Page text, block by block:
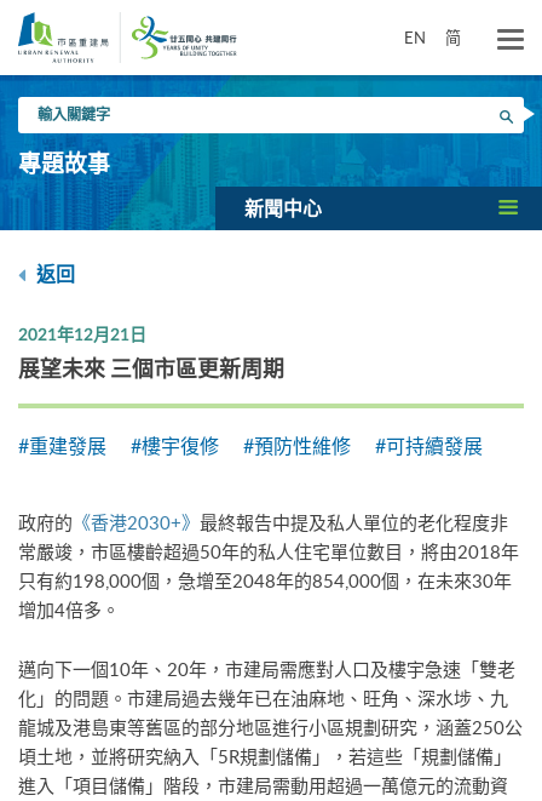
要
EN 简
入
關
鍵
搜尋
專題故事
新聞中心
返回
2021年12月21日
展望未來 三個市區更新周期
#重建發展 #樓宇復修 #預防性維修 #可持續發展
政府的 《香港2030+》 最終報告中提及私人單位的老化程度非
常嚴竣，市區樓齡超過50年的私人住宅單位數目，將由2018年
只有約198,000個，急增至2048年的854,000個，在未來30年
增加4倍多。
邁向下一個10年、20年，市建局需應對人口及樓宇急速「雙老
化」的問題。市建局過去幾年已在油麻地、旺角、深水埗、九
龍城及港島東等舊區的部分地區進行小區規劃研究，涵蓋250公
頃土地，並將研究納入「5R規劃儲備」，若這些「規劃儲備」
進入「項目儲備」階段，市建局需動用超過一萬億元的流動資